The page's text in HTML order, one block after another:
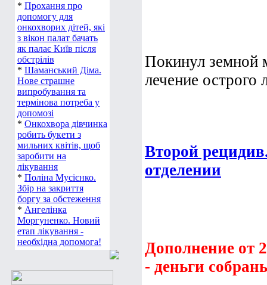
* Прохання про
допомогу для
онкохворих дітей, які
з вікон палат бачать
як палає Київ після
обстрілів
* Шаманський Діма.
Нове страшне
випробування та
термінова потреба у
допомозі
* Онкохвора дівчинка
робить букети з
мильних квітів, щоб
заробити на
лікування
* Поліна Мусієнко.
Збір на закриття
боргу за обстеження
* Ангелінка
Моргуненко. Новий
етап лікування -
необхідна допомога!
Покинул земной
лечение острого
Второй
отделении
Дополнение от
- деньги